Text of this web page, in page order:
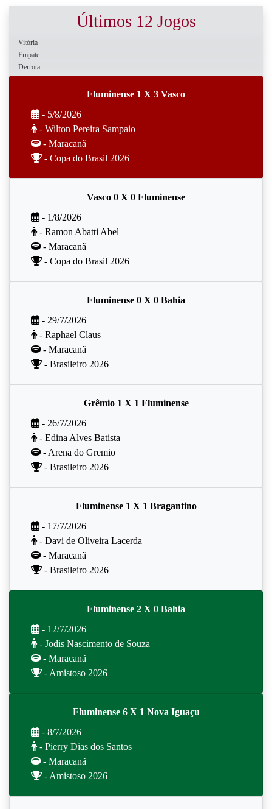
Últimos 12 Jogos
Vitória
Empate
Derrota
Fluminense 1 X 3 Vasco
- 5/8/2026
- Wilton Pereira Sampaio
- Maracanã
- Copa do Brasil 2026
Vasco 0 X 0 Fluminense
- 1/8/2026
- Ramon Abatti Abel
- Maracanã
- Copa do Brasil 2026
Fluminense 0 X 0 Bahia
- 29/7/2026
- Raphael Claus
- Maracanã
- Brasileiro 2026
Grêmio 1 X 1 Fluminense
- 26/7/2026
- Edina Alves Batista
- Arena do Gremio
- Brasileiro 2026
Fluminense 1 X 1 Bragantino
- 17/7/2026
- Davi de Oliveira Lacerda
- Maracanã
- Brasileiro 2026
Fluminense 2 X 0 Bahia
- 12/7/2026
- Jodis Nascimento de Souza
- Maracanã
- Amistoso 2026
Fluminense 6 X 1 Nova Iguaçu
- 8/7/2026
- Pierry Dias dos Santos
- Maracanã
- Amistoso 2026